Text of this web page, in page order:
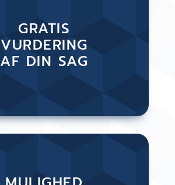
GRATIS
VURDERING
AF DIN SAG